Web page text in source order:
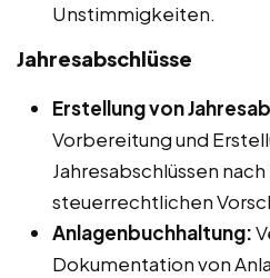
Unstimmigkeiten.
Jahresabschlüsse
Erstellung von
Vorbereitung und
Jahresabschlüssen
steuerrechtlichen
Anlagenbuchhaltung:
Dokumentation von